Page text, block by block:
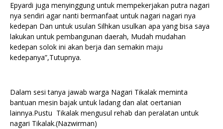
Epyardi juga menyinggung untuk mempekerjakan putra nagari
nya sendiri agar nanti bermanfaat untuk nagari nagari nya
kedepan Dan untuk usulan Silhkan usulkan apa yang bisa saya
lakukan untuk pembangunan daerah, Mudah mudahan
kedepan solok ini akan berja dan semakin maju
kedepanya”,Tutupnya.
Dalam sesi tanya jawab warga Nagari Tikalak meminta
bantuan mesin bajak untuk ladang dan alat oertanian
lainnya.Pustu Tikalak mengusul rehab dan peralatan untuk
nagari Tikalak.(Nazwirman)